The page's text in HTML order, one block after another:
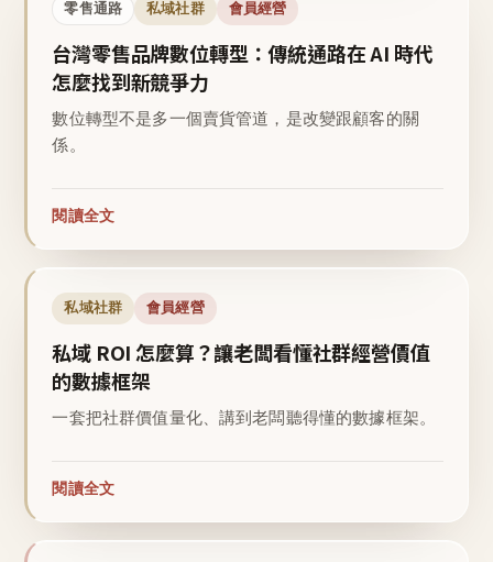
零售通路 私域社群 會員經營
台灣零售品牌數位轉型：傳統通路在 AI 時代
怎麼找到新競爭力
數位轉型不是多一個賣貨管道，是改變跟顧客的關
係。
閱讀全文
私域社群 會員經營
私域 ROI 怎麼算？讓老闆看懂社群經營價值
的數據框架
一套把社群價值量化、講到老闆聽得懂的數據框架。
閱讀全文